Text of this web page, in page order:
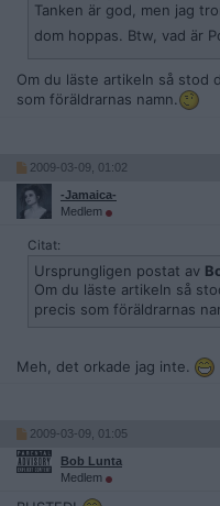
Tanken är god, men jag
dom hoppas. Btw, vad är
Om du läste artikeln så stod
som föräldrarnas namn.
2009-03-09, 01:02
-Jamaica-
Medlem
Citat:
Ursprungligen postat av
Om du läste artikeln så
precis som föräldrarnas
Meh, det orkade jag inte.
2009-03-09, 01:05
Bob Lunta
Medlem